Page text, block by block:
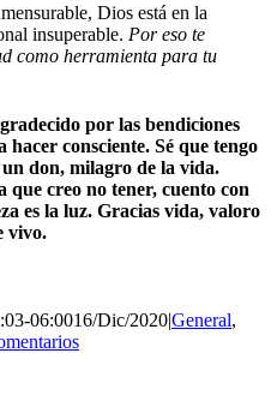
Dios está en la
insuperable. Por eso te
como herramienta para tu
por las bendiciones
hacer consciente. Sé que tengo
un don, milagro de la vida.
que creo no tener, cuento con
es la luz. Gracias vida, valoro
vivo.
06:0016/Dic/2020|General,